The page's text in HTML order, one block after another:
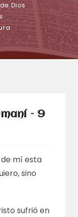
Dios
– 9
de mí esta
sino
sufrió en